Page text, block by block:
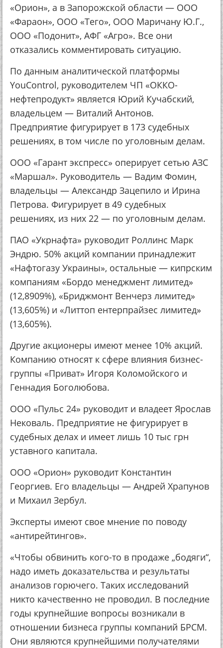
«Орион», а в Запорожской области — ООО
«Фараон», ООО «Тего», ООО Маричану Ю.Г.,
ООО «Подонит», АФГ «Агро». Все они
отказались комментировать ситуацию.
По данным аналитической платформы
YouControl, руководителем ЧП «ОККО-
нефтепродукт» является Юрий Кучабский,
владельцем — Виталий Антонов.
Предприятие фигурирует в 173 судебных
решениях, в том числе по уголовным делам.
ООО «Гарант экспресс» оперирует сетью АЗС
«Маршал». Руководитель — Вадим Фомин,
владельцы — Александр Зацепило и Ирина
Петрова. Фигурирует в 49 судебных
решениях, из них 22 — по уголовным делам.
ПАО «Укрнафта» руководит Роллинс Марк
Эндрю. 50% акций компании принадлежит
«Нафтогазу Украины», остальные — кипрским
компаниям «Бордо менеджмент лимитед»
(12,8909%), «Бриджмонт Венчерз лимитед»
(13,605%) и «Литтоп ентерпрайзес лимитед»
(13,605%).
Другие акционеры имеют менее 10% акций.
Компанию относят к сфере влияния бизнес-
группы «Приват» Игоря Коломойского и
Геннадия Боголюбова.
ООО «Пульс 24» руководит и владеет Ярослав
Нековаль. Предприятие не фигурирует в
судебных делах и имеет лишь 10 тыс грн
уставного капитала.
ООО «Орион» руководит Константин
Георгиев. Его владельцы — Андрей Храпунов
и Михаил Зербул.
Эксперты имеют свое мнение по поводу
«антирейтингов».
«Чтобы обвинить кого-то в продаже „бодяги“,
надо иметь доказательства и результаты
анализов горючего. Таких исследований
никто качественно не проводил. В последние
годы крупнейшие вопросы возникали в
отношении бизнеса группы компаний БРСМ.
Они являются крупнейшими получателями